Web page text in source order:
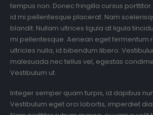
tempus non. Donec fringilla cursus
id mi pellentesque placerat. Nam
blandit. Nullam ultrices ligula at ligula
mi pellentesque. Aenean eget fermentum
ultricies nulla, id bibendum libero.
malesuada nec tellus vel, egestas
Vestibulum ut.
Integer semper quam turpis, id dapibus
Vestibulum eget orci lobortis, imperdiet